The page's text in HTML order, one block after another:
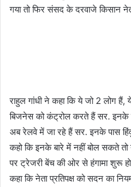
गया तो फिर संसद के दरवाजे किसान
राहुल गांधी ने कहा कि ये जो 2 लोग
बिजनेस को कंट्रोल करते हैं सर. इनके
अब रेलवे में जा रहे हैं सर. इनके पास
कहो कि इनके बारे में नहीं बोल सकते तो
पर ट्रेजरी बेंच की ओर से हंगामा शुरू
कहा कि नेता प्रतिपक्ष को सदन का